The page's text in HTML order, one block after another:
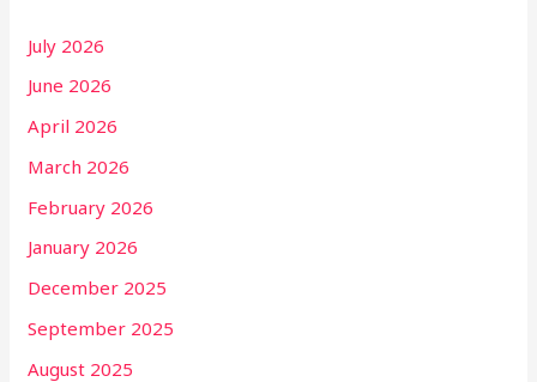
July 2026
June 2026
April 2026
March 2026
February 2026
January 2026
December 2025
September 2025
August 2025